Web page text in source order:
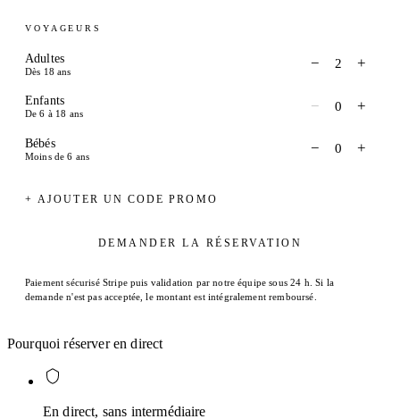
VOYAGEURS
Adultes
Dès 18 ans − 2 +
Enfants
De 6 à 18 ans − 0 +
Bébés
Moins de 6 ans − 0 +
+ AJOUTER UN CODE PROMO
DEMANDER LA RÉSERVATION
Paiement sécurisé Stripe puis validation par notre équipe sous 24 h. Si la
demande n'est pas acceptée, le montant est intégralement remboursé.
Pourquoi réserver en direct
En direct, sans intermédiaire